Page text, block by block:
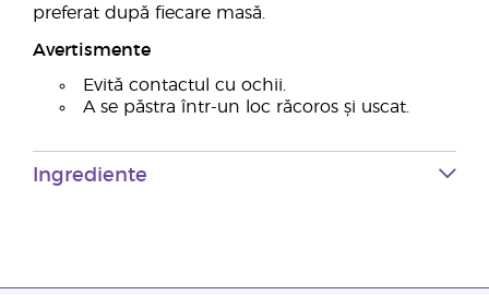
preferat după fiecare masă.
Avertismente
Evită contactul cu ochii.
A se păstra într-un loc răcoros și uscat.
Ingrediente